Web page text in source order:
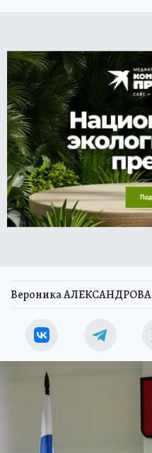
Вероника АЛЕКСАНДРОВА